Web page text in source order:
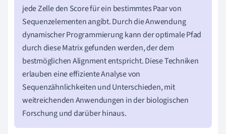
jede Zelle den Score für ein bestimmtes Paar von
Sequenzelementen angibt. Durch die Anwendung
dynamischer Programmierung kann der optimale Pfad
durch diese Matrix gefunden werden, der dem
bestmöglichen Alignment entspricht. Diese Techniken
erlauben eine effiziente Analyse von
Sequenzähnlichkeiten und Unterschieden, mit
weitreichenden Anwendungen in der biologischen
Forschung und darüber hinaus.